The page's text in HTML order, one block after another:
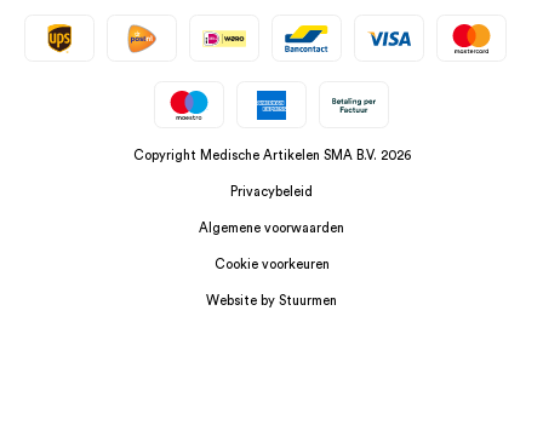
Copyright Medische Artikelen SMA B.V. 2026
Privacybeleid
Algemene voorwaarden
Cookie voorkeuren
Website by Stuurmen